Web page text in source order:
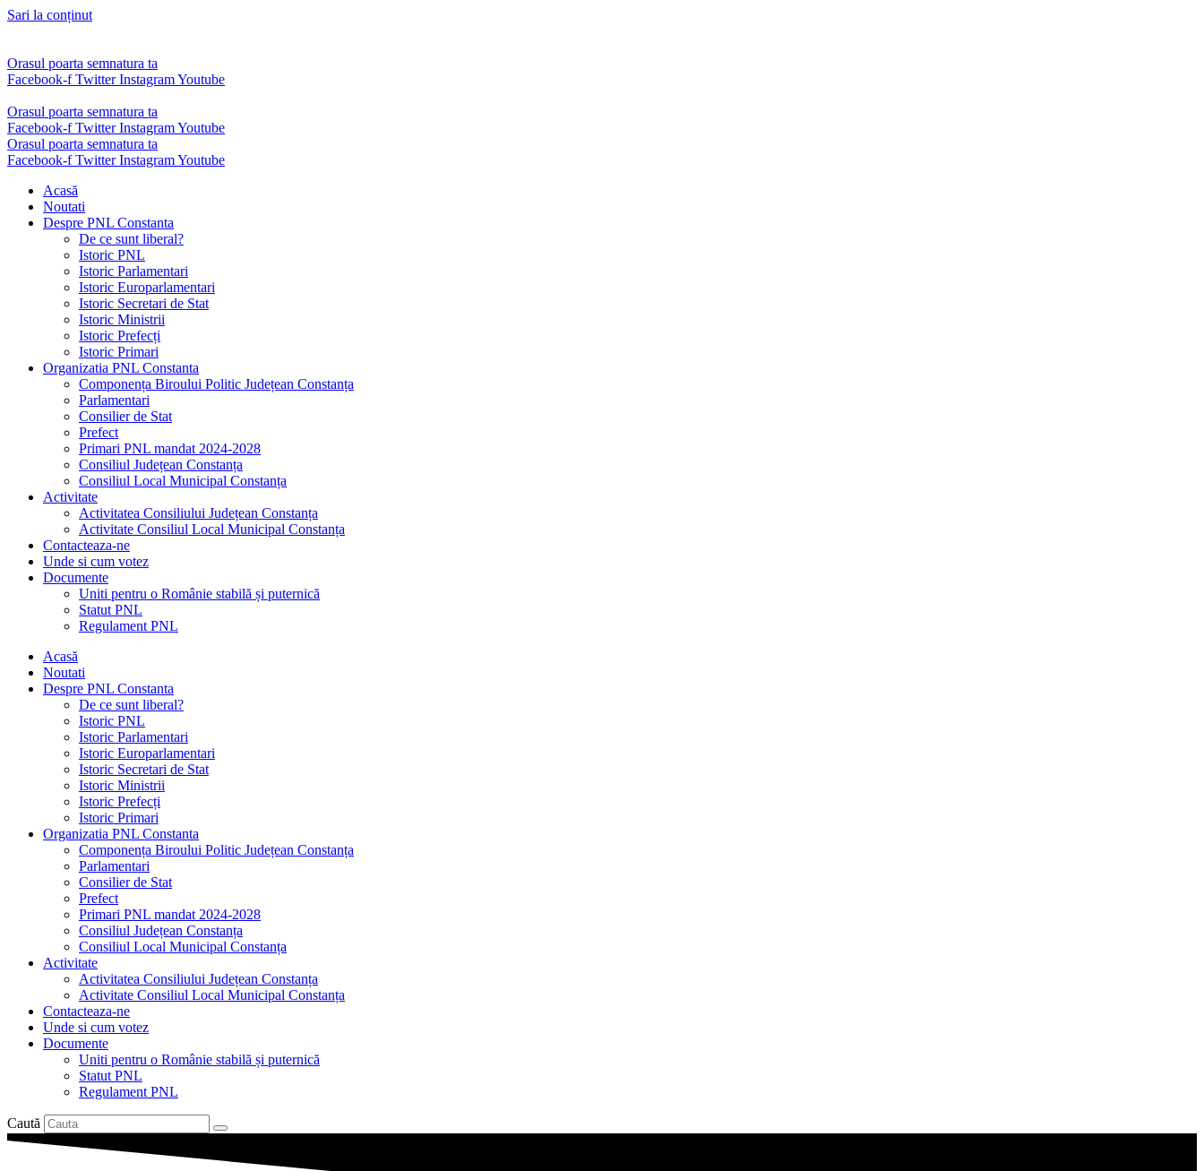
Sari la conținut
Orasul poarta semnatura ta
Facebook-f Twitter InstagramYoutube
Orasul poarta semnatura ta
Facebook-f Twitter InstagramYoutube
Orasul poarta semnatura ta
Facebook-f Twitter InstagramYoutube
Acasă
Noutati
Despre PNL Constanta
De ce sunt liberal?
Istoric PNL
Istoric Parlamentari
Istoric Europarlamentari
Istoric Secretari de Stat
Istoric Ministrii
Istoric Prefecți
Istoric Primari
Organizatia PNL Constanta
Componența Biroului Politic Județean Constanța
Parlamentari
Consilier de Stat
Prefect
Primari PNL mandat 2024-2028
Consiliul Județean Constanța
Consiliul Local Municipal Constanța
Activitate
Activitatea Consiliului Județean Constanța
Activitate Consiliul Local Municipal Constanța
Contacteaza-ne
Unde si cum votez
Documente
Uniti pentru o Românie stabilă și puternică
Statut PNL
Regulament PNL
Acasă
Noutati
Despre PNL Constanta
De ce sunt liberal?
Istoric PNL
Istoric Parlamentari
Istoric Europarlamentari
Istoric Secretari de Stat
Istoric Ministrii
Istoric Prefecți
Istoric Primari
Organizatia PNL Constanta
Componența Biroului Politic Județean Constanța
Parlamentari
Consilier de Stat
Prefect
Primari PNL mandat 2024-2028
Consiliul Județean Constanța
Consiliul Local Municipal Constanța
Activitate
Activitatea Consiliului Județean Constanța
Activitate Consiliul Local Municipal Constanța
Contacteaza-ne
Unde si cum votez
Documente
Uniti pentru o Românie stabilă și puternică
Statut PNL
Regulament PNL
Caută